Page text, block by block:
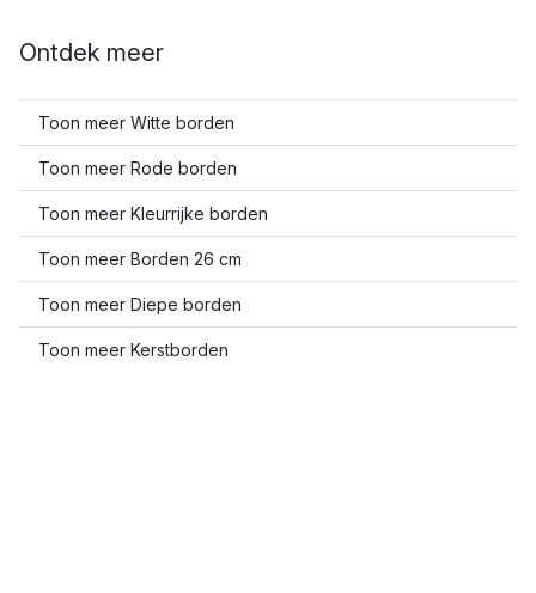
Ontdek meer
Toon meer Witte borden
Toon meer Rode borden
Toon meer Kleurrijke borden
Toon meer Borden 26 cm
Toon meer Diepe borden
Toon meer Kerstborden